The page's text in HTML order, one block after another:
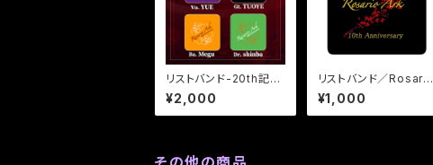
リストバンド-20th記
念-／Rosario Ark
¥2,000
リストバンド／Rosario
Ark
¥1,000